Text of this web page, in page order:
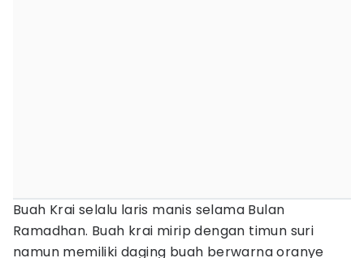
Buah Krai selalu laris manis selama Bulan
Ramadhan. Buah krai mirip dengan timun suri
namun memiliki daging buah berwarna oranye